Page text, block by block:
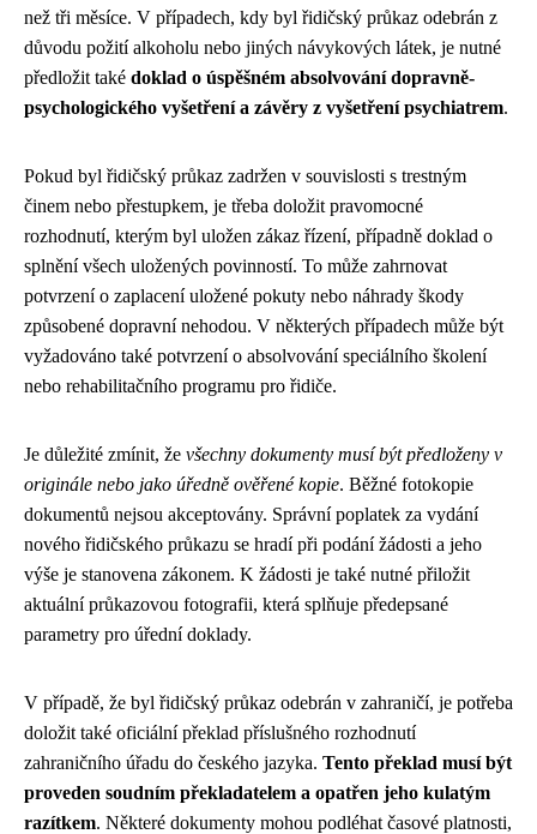
než tři měsíce. V případech, kdy byl řidičský průkaz odebrán z
důvodu požití alkoholu nebo jiných návykových látek, je nutné
předložit také doklad o úspěšném absolvování dopravně-
psychologického vyšetření a závěry z vyšetření psychiatrem.
Pokud byl řidičský průkaz zadržen v souvislosti s trestným
činem nebo přestupkem, je třeba doložit pravomocné
rozhodnutí, kterým byl uložen zákaz řízení, případně doklad o
splnění všech uložených povinností. To může zahrnovat
potvrzení o zaplacení uložené pokuty nebo náhrady škody
způsobené dopravní nehodou. V některých případech může být
vyžadováno také potvrzení o absolvování speciálního školení
nebo rehabilitačního programu pro řidiče.
Je důležité zmínit, že všechny dokumenty musí být předloženy v
originále nebo jako úředně ověřené kopie. Běžné fotokopie
dokumentů nejsou akceptovány. Správní poplatek za vydání
nového řidičského průkazu se hradí při podání žádosti a jeho
výše je stanovena zákonem. K žádosti je také nutné přiložit
aktuální průkazovou fotografii, která splňuje předepsané
parametry pro úřední doklady.
V případě, že byl řidičský průkaz odebrán v zahraničí, je potřeba
doložit také oficiální překlad příslušného rozhodnutí
zahraničního úřadu do českého jazyka. Tento překlad musí být
proveden soudním překladatelem a opatřen jeho kulatým
razítkem. Některé dokumenty mohou podléhat časové platnosti,